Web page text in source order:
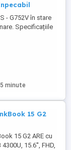
- G752V în stare
Specificațiile
de memorie
17,3. Se vinde
minute
15 G2
15 G2 ARE cu
15.6'', FHD,